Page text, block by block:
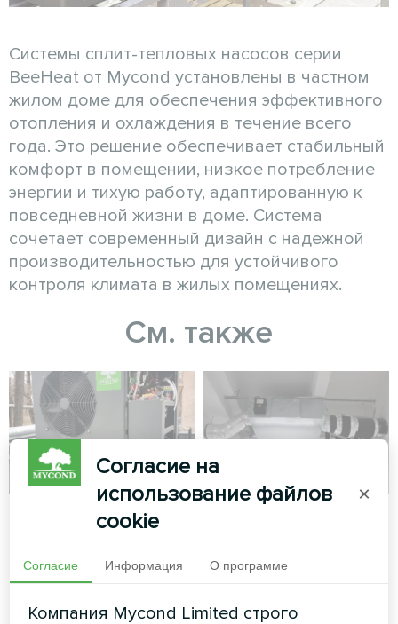
Системы сплит-тепловых насосов серии
BeeHeat от Mycond установлены в частном
жилом доме для обеспечения эффективного
отопления и охлаждения в течение всего
года. Это решение обеспечивает стабильный
комфорт в помещении, низкое потребление
энергии и тихую работу, адаптированную к
повседневной жизни в доме. Система
сочетает современный дизайн с надежной
производительностью для устойчивого
контроля климата в жилых помещениях.
См. также
Кафе
Home серии Basic
установками
рекуперацией
Согласие на
использование файлов
cookie
×
Согласие Информация О программе
Компания Mycond Limited строго